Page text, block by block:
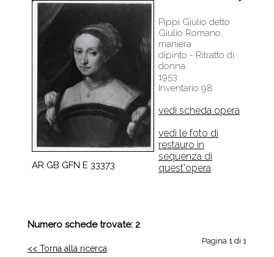
AR GB GFN E 33373
Pippi Giulio detto
Giulio Romano,
maniera
dipinto - Ritratto di
donna
1953
Inventario 98
vedi scheda opera
vedi le foto di
restauro in
sequenza di
quest'opera
Numero schede trovate: 2
Pagina 1 di 1
<< Torna alla ricerca